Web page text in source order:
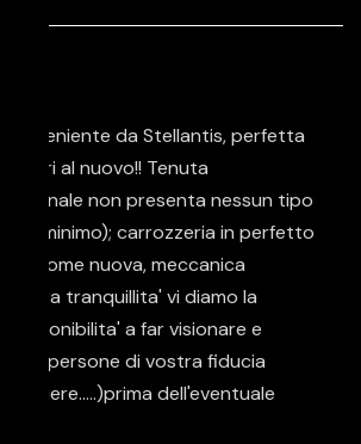
proveniente da Stellantis, perfetta
pari al nuovo!! Tenuta
la Tonale non presenta nessun tipo
minimo); carrozzeria in perfetto
come nuova, meccanica
vostra tranquillita' vi diamo la
disponibilita' a far visionare e
a persone di vostra fiducia
dell'eventuale